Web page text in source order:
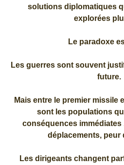
solutions diplomatiques
explorées
Le paradoxe
Les guerres sont souvent
future.
Mais entre le premier missile
sont les populations
conséquences immédiates
déplacements, peur
Les dirigeants changent